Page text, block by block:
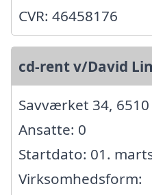
CVR: 46458176
cd-rent v/David
Savværket 34,
Ansatte: 0
Startdato: 01.
Virksomhedsform: